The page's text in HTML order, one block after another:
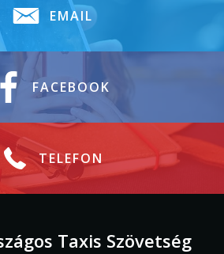
EMAIL
FACEBOOK
TELEFON
Taxis Szövetség